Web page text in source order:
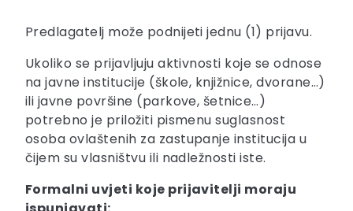
Predlagatelj može podnijeti jednu (1) prijavu.
Ukoliko se prijavljuju aktivnosti koje se odnose
na javne institucije (škole, knjižnice, dvorane…)
ili javne površine (parkove, šetnice…)
potrebno je priložiti pismenu suglasnost
osoba ovlaštenih za zastupanje institucija u
čijem su vlasništvu ili nadležnosti iste.
Formalni uvjeti koje prijavitelji moraju